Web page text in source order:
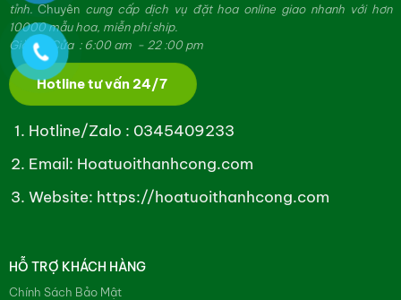
tỉnh.Chuyêncung cấp dịch vụ đặt hoa online giao nhanh với hơn
10000 mẫu hoa, miễn phí ship.
Giờ Mở Cửa : 6:00 am - 22 :00 pm
Hotline tư vấn 24/7
Hotline/Zalo : 0345409233
Email: Hoatuoithanhcong.com
Website: https://hoatuoithanhcong.com
HỖ TRỢ KHÁCH HÀNG
Chính Sách Bảo Mật